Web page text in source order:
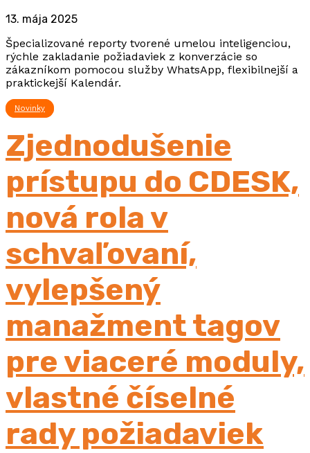
13. mája 2025
Špecializované reporty tvorené umelou inteligenciou,
rýchle zakladanie požiadaviek z konverzácie so
zákazníkom pomocou služby WhatsApp, flexibilnejší a
praktickejší Kalendár.
Novinky
Zjednodušenie
prístupu do CDESK,
nová rola v
schvaľovaní,
vylepšený
manažment tagov
pre viaceré moduly,
vlastné číselné
rady požiadaviek